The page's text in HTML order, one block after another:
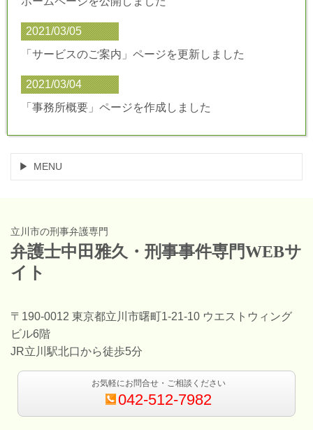
2021/03/05
「サービスのご案内」ページを更新しました
2021/03/04
「事務所概要」ページを作成しました
MENU
立川市の刑事弁護専門
弁護士中田雅久・刑事事件専門WEBサ
イト
〒190-0012 東京都立川市曙町1-21-10 ウエストウィング
ビル6階
JR立川駅北口から徒歩5分
お気軽にお問合せ・ご相談ください
042-512-7982